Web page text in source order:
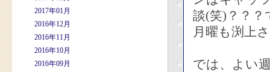
2017年01月
2016年12月
2016年11月
2016年10月
2016年09月
談(笑)？？？
月曜も渕上
では、よい